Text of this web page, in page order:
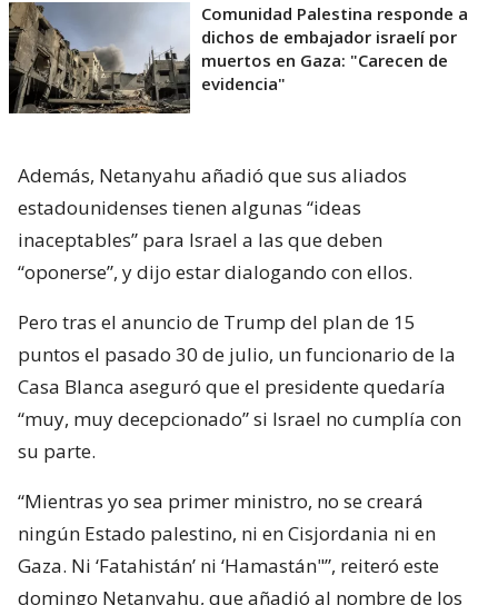
Comunidad Palestina responde a
dichos de embajador israelí por
muertos en Gaza: "Carecen de
evidencia"
Además, Netanyahu añadió que sus aliados
estadounidenses tienen algunas “ideas
inaceptables” para Israel a las que deben
“oponerse”, y dijo estar dialogando con ellos.
Pero tras el anuncio de Trump del plan de 15
puntos el pasado 30 de julio, un funcionario de la
Casa Blanca aseguró que el presidente quedaría
“muy, muy decepcionado” si Israel no cumplía con
su parte.
“Mientras yo sea primer ministro, no se creará
ningún Estado palestino, ni en Cisjordania ni en
Gaza. Ni ‘Fatahistán’ ni ‘Hamastán"”, reiteró este
domingo Netanyahu, que añadió al nombre de los